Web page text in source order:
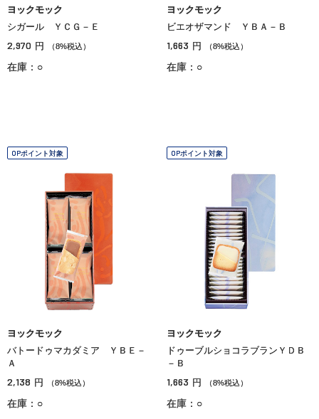
ヨックモック
シガール ＹＣＧ－Ｅ
2,970 円 （8%税込）
在庫：○
ヨックモック
ビエオザマンド ＹＢＡ－Ｂ
1,663 円 （8%税込）
在庫：○
OPポイント対象
ヨックモック
バトードゥマカダミア ＹＢＥ－
Ａ
2,138 円 （8%税込）
在庫：○
OPポイント対象
ヨックモック
ドゥーブルショコラブランＹＤＢ
－Ｂ
1,663 円 （8%税込）
在庫：○